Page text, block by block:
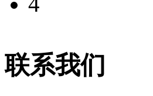
联系我们